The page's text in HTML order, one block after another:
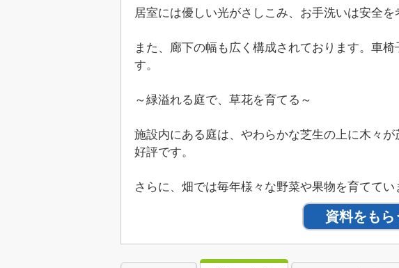
居室には優しい光がさしこみ、お手洗いは安全を
また、廊下の幅も広く構成されております。車
す。
～緑溢れる庭で、草花を育てる～
施設内にある庭は、やわらかな芝生の上に木々
好評です。
さらに、畑では毎年様々な野菜や果物を育てて
資料をもら